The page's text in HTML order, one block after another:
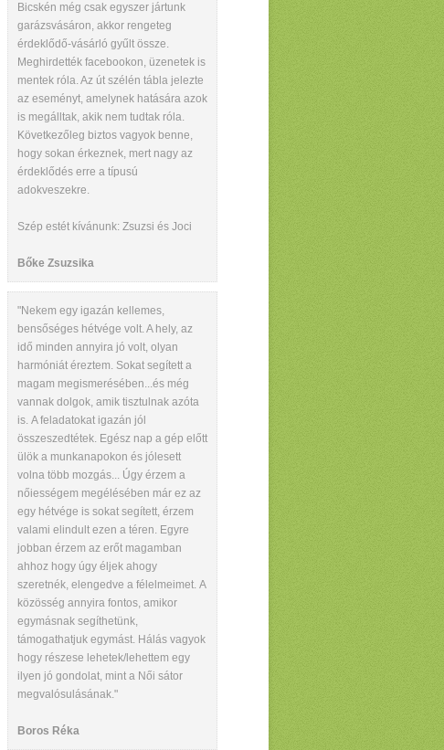
Bicskén még csak egyszer jártunk
garázsvásáron, akkor rengeteg
érdeklődő-vásárló gyűlt össze.
Meghirdették facebookon, üzenetek is
mentek róla. Az út szélén tábla jelezte
az eseményt, amelynek hatására azok
is megálltak, akik nem tudtak róla.
Következőleg biztos vagyok benne,
hogy sokan érkeznek, mert nagy az
érdeklődés erre a típusú
adokveszekre.
Szép estét kívánunk: Zsuzsi és Joci
Bőke Zsuzsika
"Nekem egy igazán kellemes,
bensőséges hétvége volt. A hely, az
idő minden annyira jó volt, olyan
harmóniát éreztem. Sokat segített a
magam megismerésében...és még
vannak dolgok, amik tisztulnak azóta
is. A feladatokat igazán jól
összeszedtétek. Egész nap a gép előtt
ülök a munkanapokon és jólesett
volna több mozgás... Úgy érzem a
nőiességem megélésében már ez az
egy hétvége is sokat segített, érzem
valami elindult ezen a téren. Egyre
jobban érzem az erőt magamban
ahhoz hogy úgy éljek ahogy
szeretnék, elengedve a félelmeimet. A
közösség annyira fontos, amikor
egymásnak segíthetünk,
támogathatjuk egymást. Hálás vagyok
hogy részese lehetek/lehettem egy
ilyen jó gondolat, mint a Női sátor
megvalósulásának."
Boros Réka